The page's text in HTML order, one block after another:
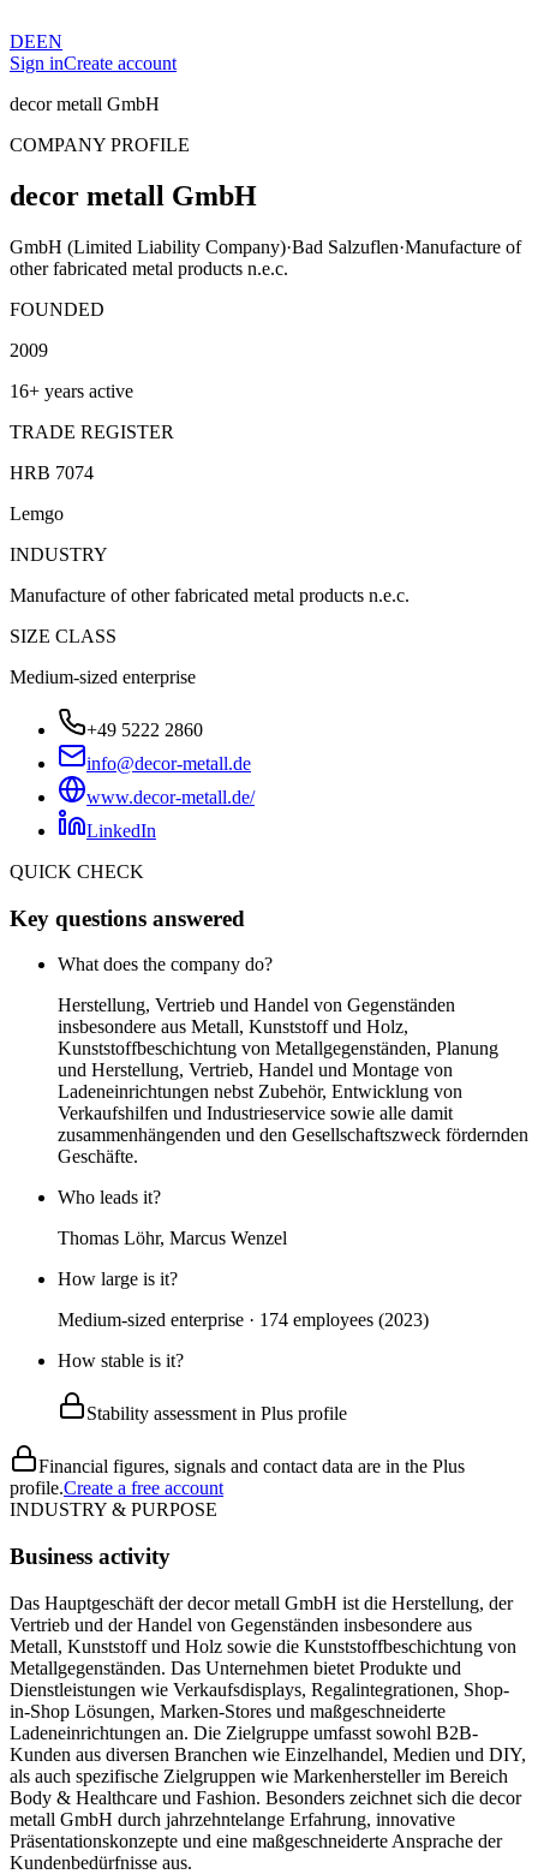
DEEN
Sign inCreate account
decor metall GmbH
COMPANY PROFILE
decor metall GmbH
GmbH (Limited Liability Company)·Bad Salzuflen·Manufacture of
other fabricated metal products n.e.c.
FOUNDED
2009
16+ years active
TRADE REGISTER
HRB 7074
Lemgo
INDUSTRY
Manufacture of other fabricated metal products n.e.c.
SIZE CLASS
Medium-sized enterprise
+49 5222 2860
info@decor-metall.de
www.decor-metall.de/
LinkedIn
QUICK CHECK
Key questions answered
What does the company do?
Herstellung, Vertrieb und Handel von Gegenständen
insbesondere aus Metall, Kunststoff und Holz,
Kunststoffbeschichtung von Metallgegenständen, Planung
und Herstellung, Vertrieb, Handel und Montage von
Ladeneinrichtungen nebst Zubehör, Entwicklung von
Verkaufshilfen und Industrieservice sowie alle damit
zusammenhängenden und den Gesellschaftszweck fördernden
Geschäfte.
Who leads it?
Thomas Löhr, Marcus Wenzel
How large is it?
Medium-sized enterprise · 174 employees (2023)
How stable is it?
Stability assessment in Plus profile
Financial figures, signals and contact data are in the Plus
profile.Create a free account
INDUSTRY & PURPOSE
Business activity
Das Hauptgeschäft der decor metall GmbH ist die Herstellung, der
Vertrieb und der Handel von Gegenständen insbesondere aus
Metall, Kunststoff und Holz sowie die Kunststoffbeschichtung von
Metallgegenständen. Das Unternehmen bietet Produkte und
Dienstleistungen wie Verkaufsdisplays, Regalintegrationen, Shop-
in-Shop Lösungen, Marken-Stores und maßgeschneiderte
Ladeneinrichtungen an. Die Zielgruppe umfasst sowohl B2B-
Kunden aus diversen Branchen wie Einzelhandel, Medien und DIY,
als auch spezifische Zielgruppen wie Markenhersteller im Bereich
Body & Healthcare und Fashion. Besonders zeichnet sich die decor
metall GmbH durch jahrzehntelange Erfahrung, innovative
Präsentationskonzepte und eine maßgeschneiderte Ansprache der
Kundenbedürfnisse aus.